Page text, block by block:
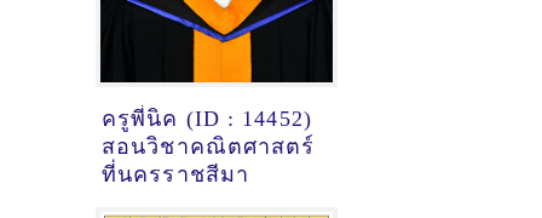
ครูพี่นิค (ID : 14452)
สอนวิชาคณิตศาสตร์
ที่นครราชสีมา